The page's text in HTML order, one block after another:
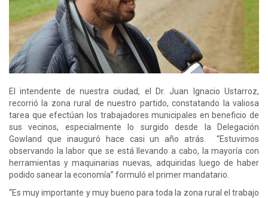
El intendente de nuestra ciudad, el Dr. Juan Ignacio Ustarroz,
recorrió la zona rural de nuestro partido, constatando la valiosa
tarea que efectúan los trabajadores municipales en beneficio de
sus vecinos, especialmente lo surgido desde la Delegación
Gowland que inauguró hace casi un año atrás. “Estuvimos
observando la labor que se está llevando a cabo, la mayoría con
herramientas y maquinarias nuevas, adquiridas luego de haber
podido sanear la economía” formuló el primer mandatario.
“Es muy importante y muy bueno para toda la zona rural el trabajo